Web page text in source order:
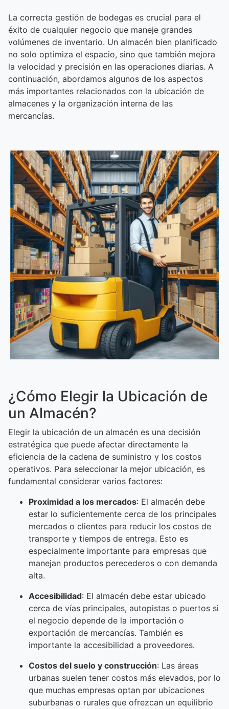
La correcta gestión de bodegas es crucial para el
éxito de cualquier negocio que maneje grandes
volúmenes de inventario. Un almacén bien planificado
no solo optimiza el espacio, sino que también mejora
la velocidad y precisión en las operaciones diarias. A
continuación, abordamos algunos de los aspectos
más importantes relacionados con la ubicación de
almacenes y la organización interna de las
mercancías.
¿Cómo Elegir la Ubicación de
un Almacén?
Elegir la ubicación de un almacén es una decisión
estratégica que puede afectar directamente la
eficiencia de la cadena de suministro y los costos
operativos. Para seleccionar la mejor ubicación, es
fundamental considerar varios factores:
Proximidad a los mercados: El almacén debe
estar lo suficientemente cerca de los principales
mercados o clientes para reducir los costos de
transporte y tiempos de entrega. Esto es
especialmente importante para empresas que
manejan productos perecederos o con demanda
alta.
Accesibilidad: El almacén debe estar ubicado
cerca de vías principales, autopistas o puertos si
el negocio depende de la importación o
exportación de mercancías. También es
importante la accesibilidad a proveedores.
Costos del suelo y construcción: Las áreas
urbanas suelen tener costos más elevados, por lo
que muchas empresas optan por ubicaciones
suburbanas o rurales que ofrezcan un equilibrio